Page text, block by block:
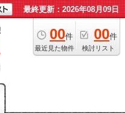
最終更新：2026年08月09日
00件
最近見た物件
00件
検討リスト